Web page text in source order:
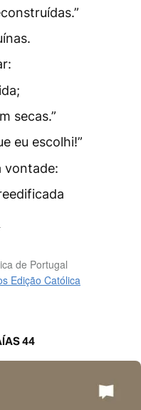
secas.”
eu escolhi!”
vontade:
de Portugal
Edição Católica
44